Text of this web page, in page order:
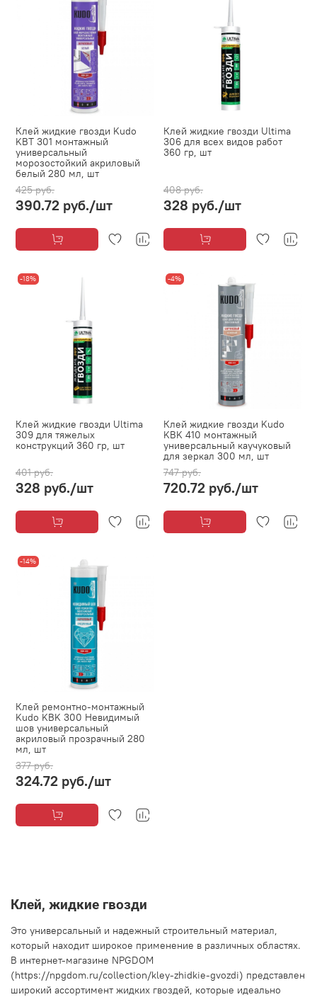
Клей жидкие гвозди Kudo
KBT 301 монтажный
универсальный
морозостойкий акриловый
белый 280 мл, шт
425 руб.
390.72 руб./шт
Клей жидкие гвозди Ultima
306 для всех видов работ
360 гр, шт
408 руб.
328 руб./шт
-18%
Клей жидкие гвозди Ultima
309 для тяжелых
конструкций 360 гр, шт
401 руб.
328 руб./шт
-4%
Клей жидкие гвозди Kudo
KBK 410 монтажный
универсальный каучуковый
для зеркал 300 мл, шт
747 руб.
720.72 руб./шт
-14%
Клей ремонтно-монтажный
Kudo KBK 300 Невидимый
шов универсальный
акриловый прозрачный 280
мл, шт
377 руб.
324.72 руб./шт
Клей, жидкие гвозди
Это универсальный и надежный строительный материал,
который находит широкое применение в различных областях.
В интернет-магазине NPGDOM
(https://npgdom.ru/collection/kley-zhidkie-gvozdi) представлен
широкий ассортимент жидких гвоздей, которые идеально